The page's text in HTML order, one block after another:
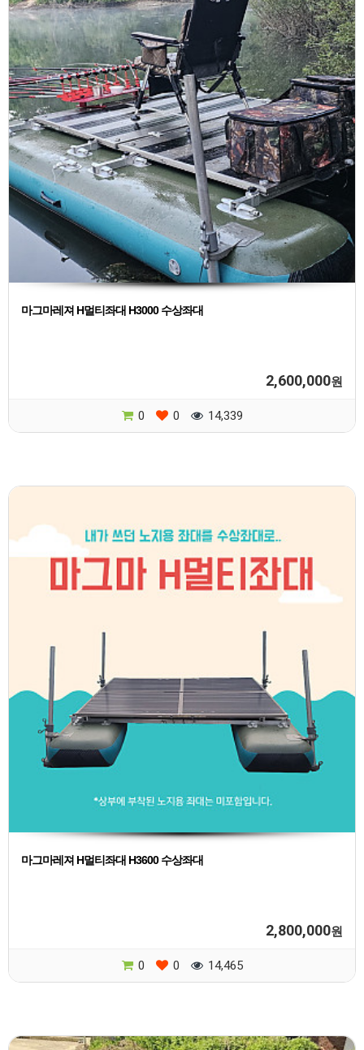
마그마레져 H멀티좌대 H3000 수상좌대
2,600,000원
0 0 14,339
마그마레져 H멀티좌대 H3600 수상좌대
2,800,000원
0 0 14,465